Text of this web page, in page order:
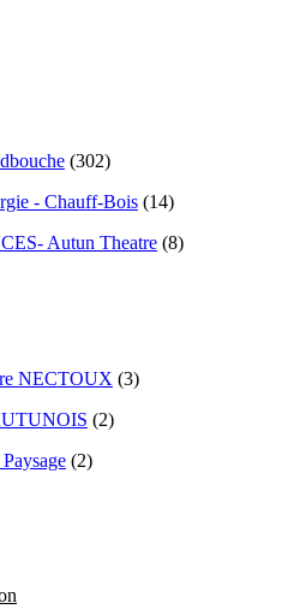
(302)
- Chauff-Bois (14)
Autun Theatre (8)
NECTOUX (3)
(2)
(2)